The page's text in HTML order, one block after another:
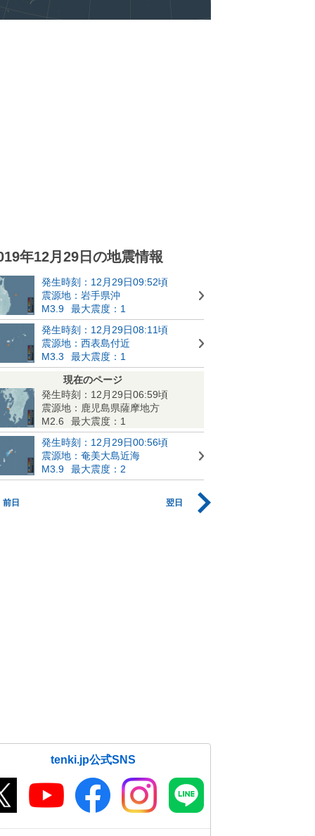
年12月29日の地震情報
発生時刻：12月29日09:52頃
震源地：岩手県沖
M3.9
最大震度：1
発生時刻：12月29日08:11頃
震源地：西表島付近
M3.3
最大震度：1
現在のページ
発生時刻：12月29日06:59頃
震源地：鹿児島県薩摩地方
M2.6
最大震度：1
発生時刻：12月29日00:56頃
震源地：奄美大島近海
M3.9
最大震度：2
前日 翌日
tenki.jp公式SNS